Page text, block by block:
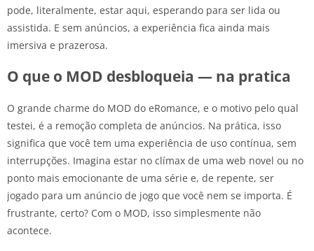
pode, literalmente, estar aqui, esperando para ser lida ou
assistida. E sem anúncios, a experiência fica ainda mais
imersiva e prazerosa.
O que o MOD desbloqueia — na pratica
O grande charme do MOD do eRomance, e o motivo pelo qual
testei, é a remoção completa de anúncios. Na prática, isso
significa que você tem uma experiência de uso contínua, sem
interrupções. Imagina estar no clímax de uma web novel ou no
ponto mais emocionante de uma série e, de repente, ser
jogado para um anúncio de jogo que você nem se importa. É
frustrante, certo? Com o MOD, isso simplesmente não
acontece.